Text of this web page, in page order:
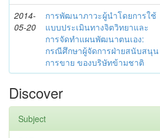
2014-
05-20
การพัฒนาภาวะผู้นำโดยการใช้
แบบประเมินทางจิตวิทยาและ
การจัดทำแผนพัฒนาตนเอง:
กรณีศึกษาผู้จัดการฝ่ายสนับสนุน
การขาย ของบริษัทข้ามชาติ
Discover
Subject